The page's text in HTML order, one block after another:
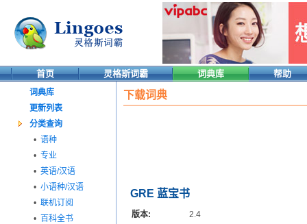
首页 灵格斯词霸 词典库 帮助
词典库
更新列表
分类查询
• 语种
• 专业
• 英语/汉语
• 小语种/汉语
• 联机订阅
• 百科全书
下载词典
GRE 蓝宝书
版本:
2.4